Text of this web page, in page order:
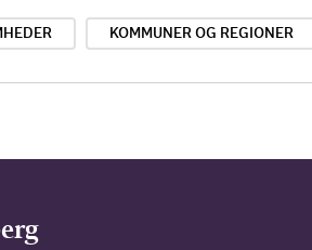
KOMMUNER OG REGIONER